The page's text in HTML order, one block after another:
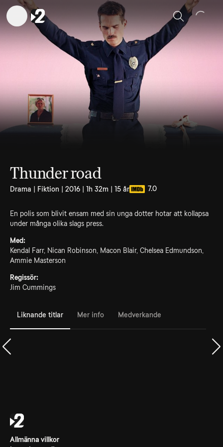
Sök
Thunder road
Drama | Fiktion | 2016 | 1h 32m | 15 år 7.0
En polis som blivit ensam med sin unga dotter hotar att kollapsa
under många olika slags press.
Med:
Kendal Farr, Nican Robinson, Macon Blair, Chelsea Edmundson,
Ammie Masterson
Regissör:
Jim Cummings
Liknande titlar Mer info Medverkande
Allmänna villkor